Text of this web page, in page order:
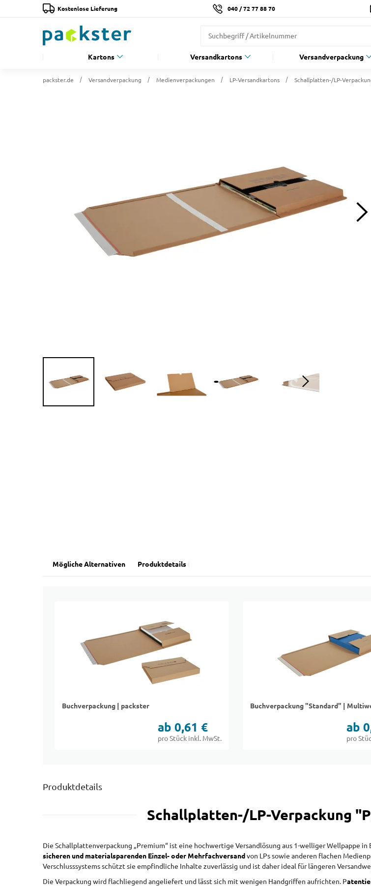
Kostenlose Lieferung 040 / 72 77 88 70
Kartons Versandkartons Versandverpackung
packster.de Versandverpackung Medienverpackungen LP-Versandkartons Schallplatten-/LP-
Mögliche Alternativen Produktdetails
Buchverpackung | packster
ab 0,61 €
pro Stück inkl. MwSt.
Buchverpackung "Standard" |
ab
pro
Produktdetails
Schallplatten-/LP-Verpackung
Die Schallplattenverpackung „Premium“ ist eine hochwertige Versandlösung aus 1-welliger Wellpappe
sicheren und materialsparenden Einzel- oder Mehrfachversand von LPs sowie anderen flachen
Verschlusssystems schützt sie empfindliche Inhalte zuverlässig und ist daher ideal für längeren
Die Verpackung wird flachliegend angeliefert und lässt sich mit wenigen Handgriffen aufrichten. P